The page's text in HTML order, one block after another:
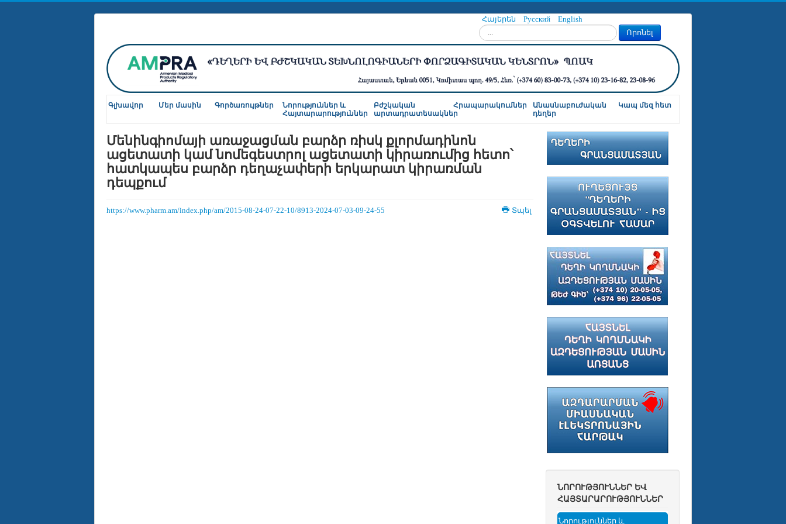
Հայերեն Русский English
Որոնել... Որոնել
Գլխավոր Մեր մասին Գործառույթներ
Նորություններ և
Հայտարարություններ
Բժշկական
արտադրատեսակներ
Հրապարակումներ
Անասնաբուժական
դեղեր
Կապ մեզ հետ
Մենինգիոմայի առաջացման բարձր ռիսկ քլորմադինոն
ացետատի կամ նոմեգեստրոլ ացետատի կիրառումից հետո՝
հատկապես բարձր դեղաչափերի երկարատ կիրառման
դեպքում
Տպել
https://www.pharm.am/index.php/am/2015-08-24-07-22-10/8913-2024-07-03-09-24-55
ՆՈՐՈՒԹՅՈՒՆՆԵՐ ԵՎ
ՀԱՅՏԱՐԱՐՈՒԹՅՈՒՆՆԵՐ
Նորություններ և